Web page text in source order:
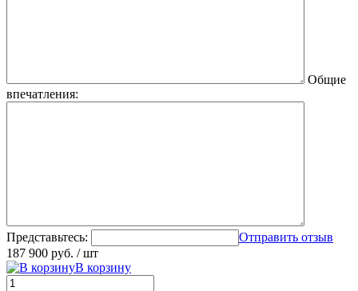
Общие
впечатления:
Представьтесь:
Отправить отзыв
187 900 руб. / шт
В корзину